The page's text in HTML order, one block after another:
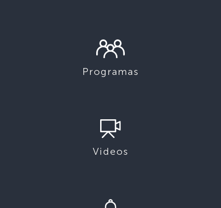
Programas
Videos